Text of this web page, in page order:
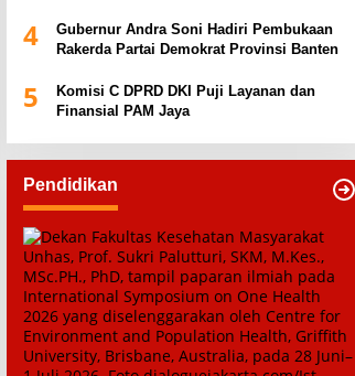
4
Gubernur Andra Soni Hadiri Pembukaan
Rakerda Partai Demokrat Provinsi Banten
5
Komisi C DPRD DKI Puji Layanan dan
Finansial PAM Jaya
Pendidikan